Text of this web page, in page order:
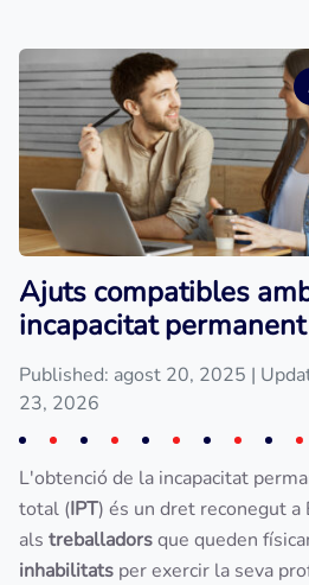
Ajuts compatibles
incapacitat
Published: agost 20, 2025 |
23, 2026
L'obtenció de la incapacitat
total (IPT) és un dret reconegut a
als treballadorsque queden
inhabilitats per exercir la seva